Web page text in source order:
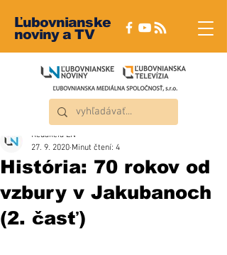
Ľubovnianske
noviny a TV
História: 70 rokov od
vzbury v Jakubanoch
(2. časť)
Redakcia ĽN
27. 9. 2020 Minut čtení: 4